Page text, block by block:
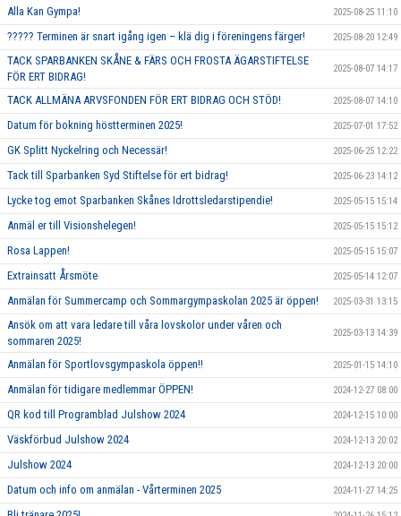
Alla Kan Gympa! 2025-08-25 11:10
????? Terminen är snart igång igen – klä dig i föreningens färger! 2025-08-20 12:49
TACK SPARBANKEN SKÅNE & FÄRS OCH FROSTA ÄGARSTIFTELSE
FÖR ERT BIDRAG!
2025-08-07 14:17
TACK ALLMÄNA ARVSFONDEN FÖR ERT BIDRAG OCH STÖD! 2025-08-07 14:10
Datum för bokning höstterminen 2025! 2025-07-01 17:52
GK Splitt Nyckelring och Necessär! 2025-06-25 12:22
Tack till Sparbanken Syd Stiftelse för ert bidrag! 2025-06-23 14:12
Lycke tog emot Sparbanken Skånes Idrottsledarstipendie! 2025-05-15 15:14
Anmäl er till Visionshelegen! 2025-05-15 15:12
Rosa Lappen! 2025-05-15 15:07
Extrainsatt Årsmöte 2025-05-14 12:07
Anmälan för Summercamp och Sommargympaskolan 2025 är öppen! 2025-03-31 13:15
Ansök om att vara ledare till våra lovskolor under våren och
sommaren 2025!
2025-03-13 14:39
Anmälan för Sportlovsgympaskola öppen!! 2025-01-15 14:10
Anmälan för tidigare medlemmar ÖPPEN! 2024-12-27 08:00
QR kod till Programblad Julshow 2024 2024-12-15 10:00
Väskförbud Julshow 2024 2024-12-13 20:02
Julshow 2024 2024-12-13 20:00
Datum och info om anmälan - Vårterminen 2025 2024-11-27 14:25